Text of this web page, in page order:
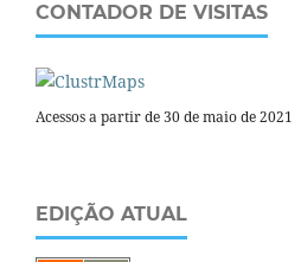
CONTADOR DE VISITAS
Acessos a partir de 30 de maio de 2021
EDIÇÃO ATUAL